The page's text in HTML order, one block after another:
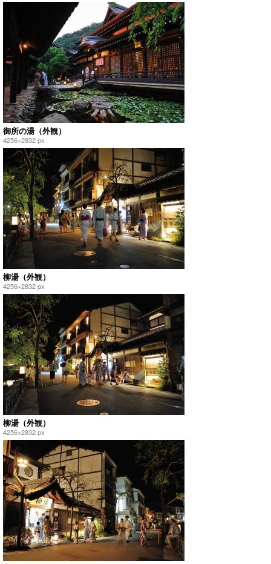
御所の湯（外観）
4256×2832 px
柳湯（外観）
4256×2832 px
柳湯（外観）
4256×2832 px